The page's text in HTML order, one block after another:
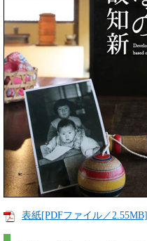
表紙[PDFファイル／2.55MB]